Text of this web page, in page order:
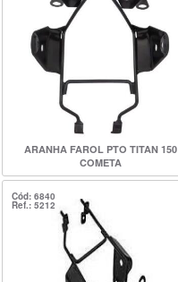
ARANHA FAROL PTO TITAN 150
COMETA
Cód: 6840
Ref.: 5212